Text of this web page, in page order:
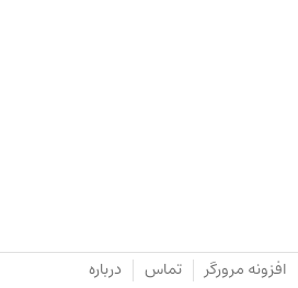
افزونه مرورگر تماس درباره